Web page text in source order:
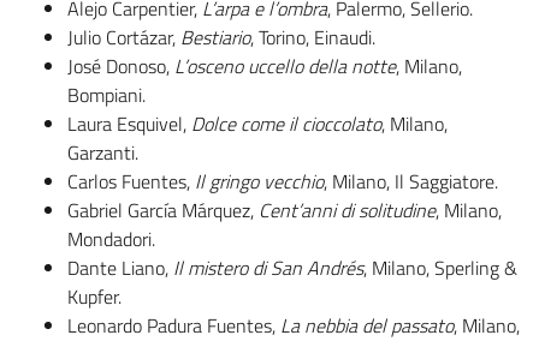
Alejo Carpentier, L’arpa e l’ombra, Palermo, Sellerio.
Julio Cortázar, Bestiario, Torino, Einaudi.
José Donoso, L’osceno uccello della notte, Milano,
Bompiani.
Laura Esquivel, Dolce come il cioccolato, Milano,
Garzanti.
Carlos Fuentes, Il gringo vecchio, Milano, Il Saggiatore.
Gabriel García Márquez, Cent’anni di solitudine, Milano,
Mondadori.
Dante Liano, Il mistero di San Andrés, Milano, Sperling &
Kupfer.
Leonardo Padura Fuentes, La nebbia del passato, Milano,